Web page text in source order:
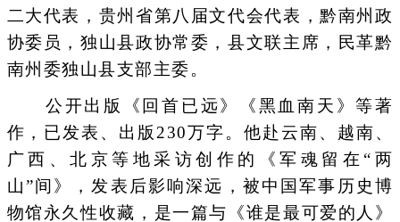
二大代表，贵州省第八届文代会代表，黔南州政
协委员，独山县政协常委，县文联主席，民革黔
南州委独山县支部主委。
公开出版《回首已远》《黑血南天》等著
作，已发表、出版230万字。他赴云南、越南、
广西、北京等地采访创作的《军魂留在“两
山”间》，发表后影响深远，被中国军事历史博
物馆永久性收藏，是一篇与《谁是最可爱的人》